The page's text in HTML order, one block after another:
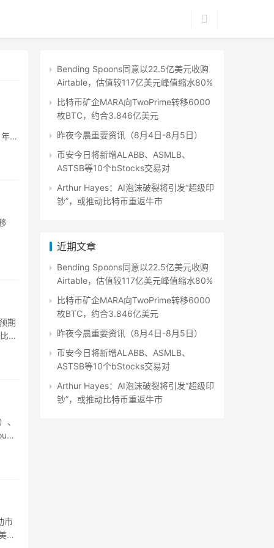
获
期
特
、
市
元
Bending Spoons同意以22.5亿美元收购
Airtable，估值较117亿美元峰值缩水80%
比特币矿企MARA向TwoPrime转移6000
枚BTC，约合3.846亿美元
昨夜今晨重要资讯（8月4日-8月5日）
币安今日将新增ALABB、ASMLB、
ASTSB等10个bStocks交易对
Arthur Hayes：AI泡沫破裂将引发“超级印
钞”，或推动比特币重返牛市
近期文章
Bending Spoons同意以22.5亿美元收购
Airtable，估值较117亿美元峰值缩水80%
比特币矿企MARA向TwoPrime转移6000
枚BTC，约合3.846亿美元
昨夜今晨重要资讯（8月4日-8月5日）
币安今日将新增ALABB、ASMLB、
ASTSB等10个bStocks交易对
Arthur Hayes：AI泡沫破裂将引发“超级印
钞”，或推动比特币重返牛市